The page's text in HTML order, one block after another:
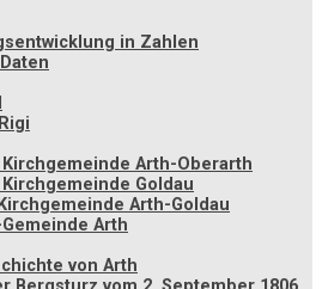
in Zahlen
Kirchgemeinde Arth-Oberarth
Goldau
Arth-Goldau
Arth
von Arth